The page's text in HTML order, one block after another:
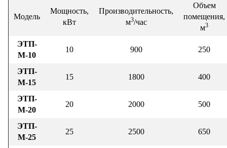
Модель
Мощность,
кВт
Производительность,
м3/час
Объем
помещения,
м3
ЭТП-
М-10
10 900 250
ЭТП-
М-15
15 1800 400
ЭТП-
М-20
20 2000 500
ЭТП-
М-25
25 2500 650